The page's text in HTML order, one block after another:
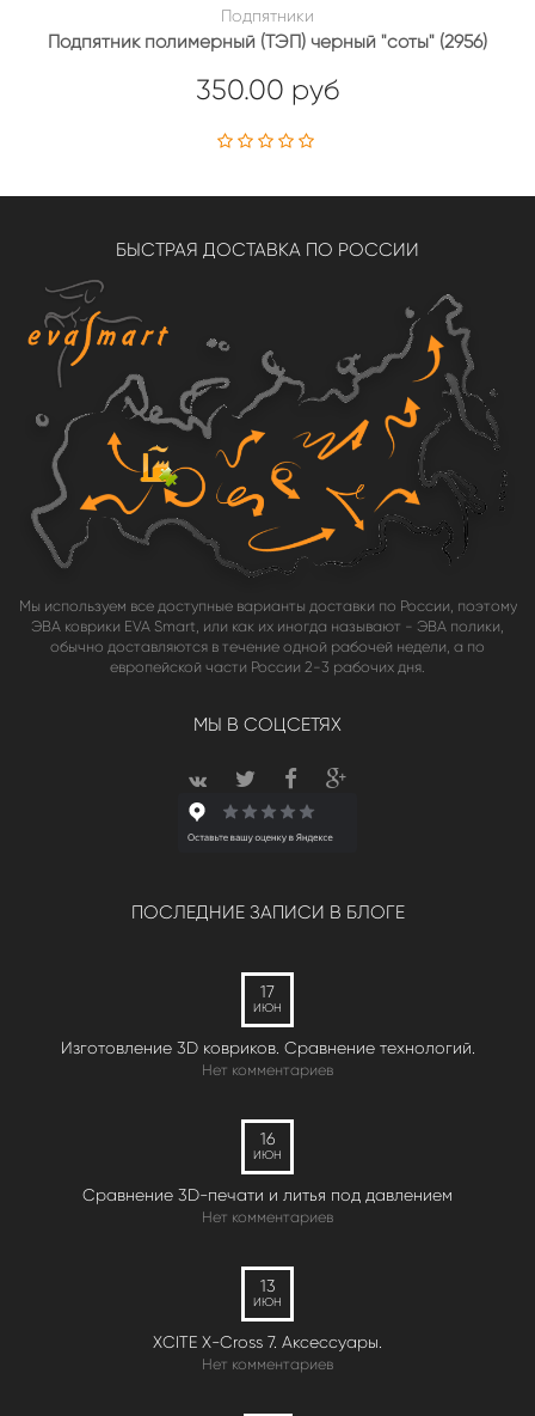
Подпятники
Подпятник полимерный (ТЭП) черный "соты" (2956)
350.00 руб
БЫСТРАЯ ДОСТАВКА ПО РОССИИ
Мы используем все доступные варианты доставки по России, поэтому
ЭВА коврики EVA Smart, или как их иногда называют - ЭВА полики,
обычно доставляются в течение одной рабочей недели, а по
европейской части России 2-3 рабочих дня.
МЫ В СОЦСЕТЯХ
ПОСЛЕДНИЕ ЗАПИСИ В БЛОГЕ
17
ИЮН
Изготовление 3D ковриков. Сравнение технологий.
Нет комментариев
16
ИЮН
Сравнение 3D-печати и литья под давлением
Нет комментариев
13
ИЮН
XCITE X-Cross 7. Аксессуары.
Нет комментариев